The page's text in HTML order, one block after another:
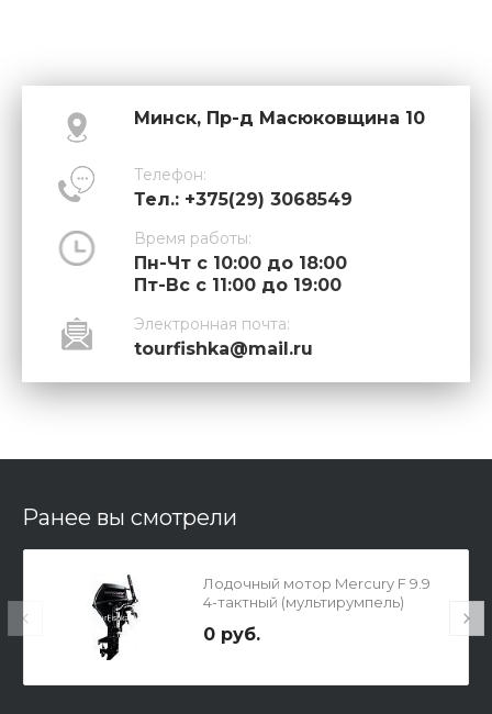
Минск, Пр-д Масюковщина 10
Телефон:
Тел.: +375(29) 3068549
Время работы:
Пн-Чт с 10:00 до 18:00
Пт-Вс с 11:00 до 19:00
Электронная почта:
tourfishka@mail.ru
Ранее вы смотрели
Лодочный мотор Mercury F 9.9
4-тактный (мультирумпель)
0 руб.